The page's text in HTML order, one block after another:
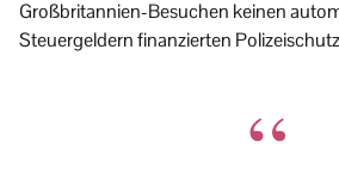
Großbritannien-Besuchen keinen
Steuergeldern finanzierten